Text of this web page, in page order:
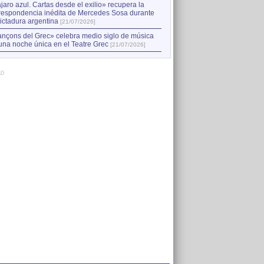
azul. Cartas desde el exilio» recupera la
inédita de Mercedes Sosa durante
argentina [21/07/2026]
del Grec» celebra medio siglo de música
noche única en el Teatre Grec [21/07/2026]